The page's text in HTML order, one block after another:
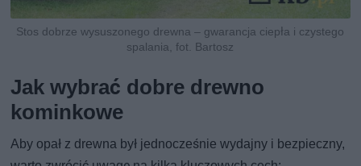
Stos dobrze wysuszonego drewna – gwarancja ciepła i czystego
spalania, fot. Bartosz
Jak wybrać dobre drewno
kominkowe
Aby opał z drewna był jednocześnie wydajny i bezpieczny,